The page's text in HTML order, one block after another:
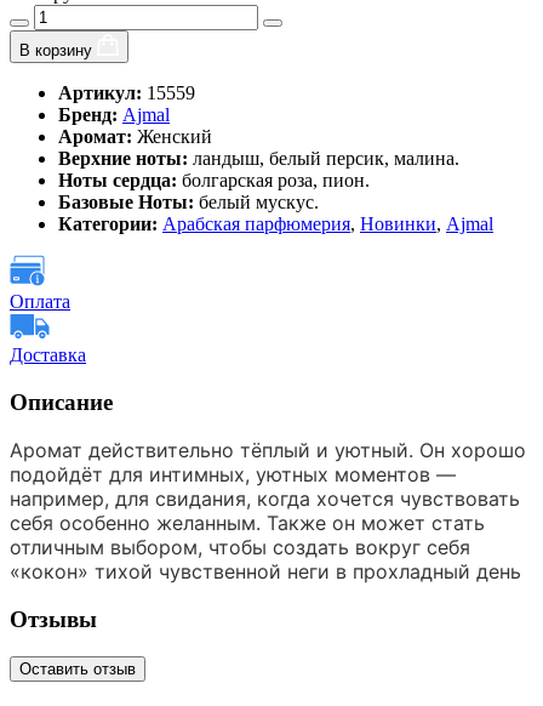
В корзину
Артикул: 15559
Бренд: Ajmal
Аромат: Женский
Верхние ноты: ландыш, белый персик, малина.
Ноты сердца: болгарская роза, пион.
Базовые Ноты: белый мускус.
Категории: Арабская парфюмерия, Новинки, Ajmal
Оплата
Доставка
Описание
Аромат действительно тёплый и уютный. Он хорошо
подойдёт для интимных, уютных моментов —
например, для свидания, когда хочется чувствовать
себя особенно желанным. Также он может стать
отличным выбором, чтобы создать вокруг себя
«кокон» тихой чувственной неги в прохладный день
Отзывы
Оставить отзыв